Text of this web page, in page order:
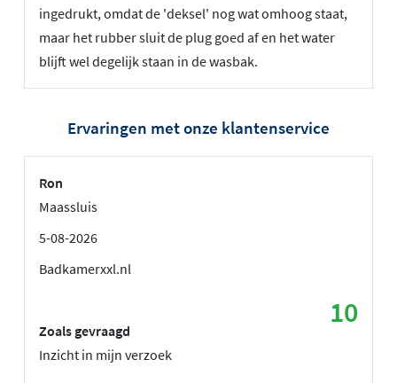
ingedrukt, omdat de 'deksel' nog wat omhoog staat,
maar het rubber sluit de plug goed af en het water
blijft wel degelijk staan in de wasbak.
Ervaringen met onze klantenservice
Ron
Maassluis
5-08-2026
Badkamerxxl.nl
10
Zoals gevraagd
Inzicht in mijn verzoek